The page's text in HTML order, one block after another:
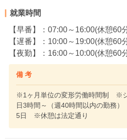
就業時間
【早番】：07:00～16:00(休憩60
【遅番】：10:00～19:00(休憩60
【夜勤】：16:00～10:00(休憩60
備 考
※1ヶ月単位の変形労働時間制 ※
日3時間～（週40時間以内の勤務
5日 ※休憩は法定通り